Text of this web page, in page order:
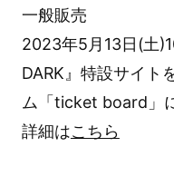
一般販売
2023年5月13日(土
DARK』特設サイト
ム「ticket board」
詳細はこちら